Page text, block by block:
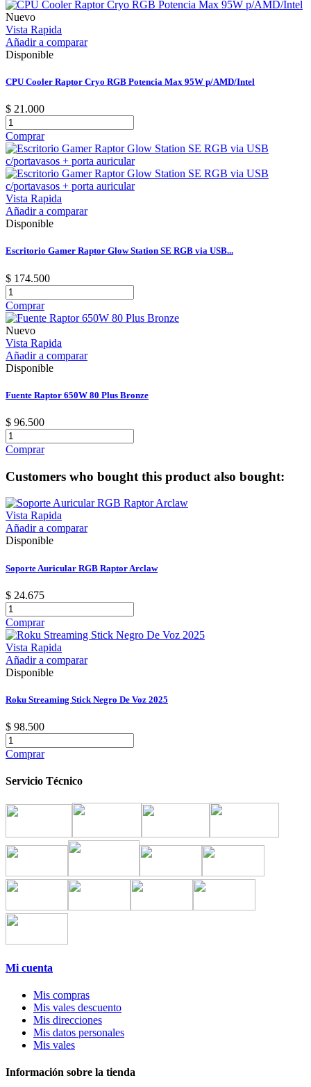
Nuevo
Vista Rapida
Añadir a comparar
Disponible
CPU Cooler Raptor Cryo RGB Potencia Max 95W p/AMD/Intel
$ 21.000
Comprar
Vista Rapida
Añadir a comparar
Disponible
Escritorio Gamer Raptor Glow Station SE RGB via USB...
$ 174.500
Comprar
Nuevo
Vista Rapida
Añadir a comparar
Disponible
Fuente Raptor 650W 80 Plus Bronze
$ 96.500
Comprar
Customers who bought this product also bought:
Vista Rapida
Añadir a comparar
Disponible
Soporte Auricular RGB Raptor Arclaw
$ 24.675
Comprar
Vista Rapida
Añadir a comparar
Disponible
Roku Streaming Stick Negro De Voz 2025
$ 98.500
Comprar
Servicio Técnico
Mi cuenta
Mis compras
Mis vales descuento
Mis direcciones
Mis datos personales
Mis vales
Información sobre la tienda